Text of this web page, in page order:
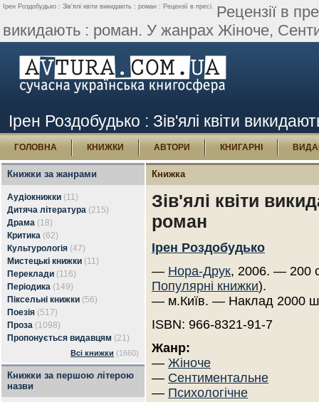
Ірен Роздобудько : Зів'ялі квіти викидають : роман : Рецензії в пресі. Рецензії в
викидають : роман. У жанрах Жіноче,
Ірен Роздобудько : Зів'ялі квіти
ГОЛОВНА КНИЖКИ АВТОРИ КНИГАРНІ
Книжки за жанрами
Аудіокнижки (11)
Дитяча література (215)
Драма (18)
Критика (62)
Культурологія (47)
Мистецькі книжки (11)
Переклади (116)
Періодика (149)
Піксельні книжки (56)
Поезія (517)
Проза (1098)
Пропонується видавцям (21)
Всі книжки (1660)
Книжки за першою літерою
назви
Книжка
Зів'ялі квіти
роман
Ірен Роздобудько
— Нора-Друк, 2006. — 200
Популярні книжки).
— м.Київ. — Наклад 2000
ISBN: 966-8321-91-7
Жанр:
— Жіноче
— Сентиментальне
— Психологічне